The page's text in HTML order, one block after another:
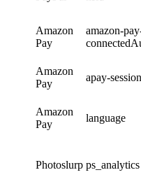
Amazon
Pay
amazon-
Amazon
Pay
apay-
Amazon
Pay
language
Photoslurp ps_analytics